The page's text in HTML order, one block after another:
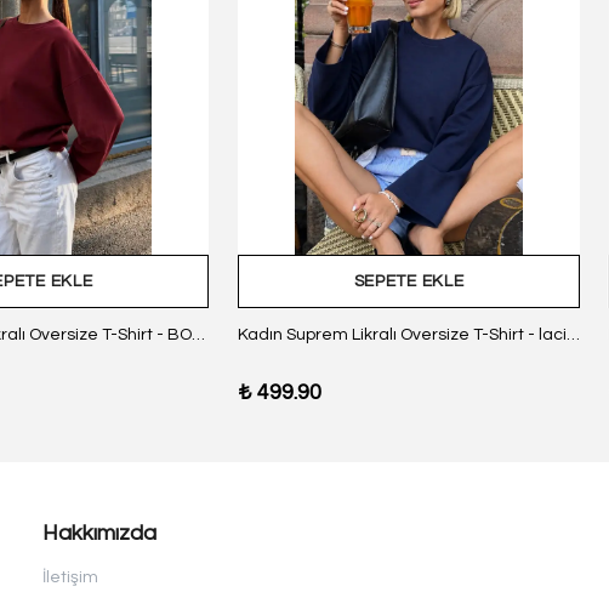
EKLE
Kadın Suprem Likralı Oversize T-Shirt - BORDO
SEPETE EKLE
Kadın Suprem Likralı Oversize T-Shirt - lacivert
₺ 499.90
Hakkımızda
İletişim